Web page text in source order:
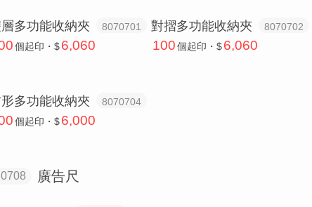
多功能收納夾 8070701
個起印・$6,060
對摺多功能收納夾 8070702
100個起印・$ 6,060
多功能收納夾 8070704
個起印・$6,000
廣告尺